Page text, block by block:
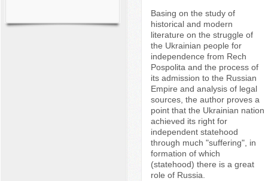
Basing on the study of
historical and modern
literature on the struggle of
the Ukrainian people for
independence from Rech
Pospolita and the process of
its admission to the Russian
Empire and analysis of legal
sources, the author proves a
point that the Ukrainian nation
achieved its right for
independent statehood
through much "suffering", in
formation of which
(statehood) there is a great
role of Russia.